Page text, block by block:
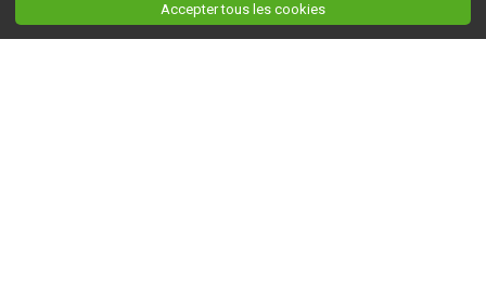
Accepter tous les cookies